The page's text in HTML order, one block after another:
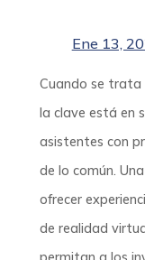
Ene 13,
Cuando se trata
la clave está en
asistentes con
de lo común.
ofrecer
de realidad